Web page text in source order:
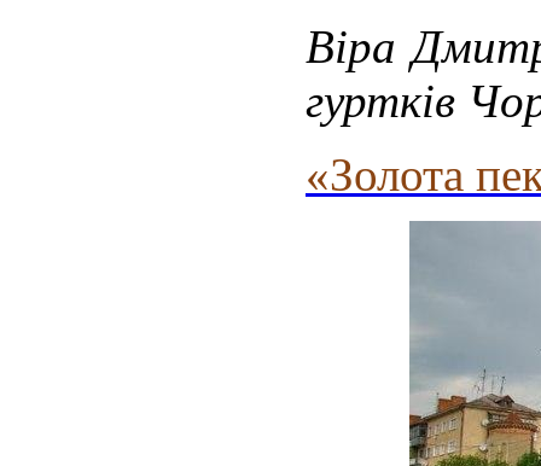
Віра
гуртків
«Золота